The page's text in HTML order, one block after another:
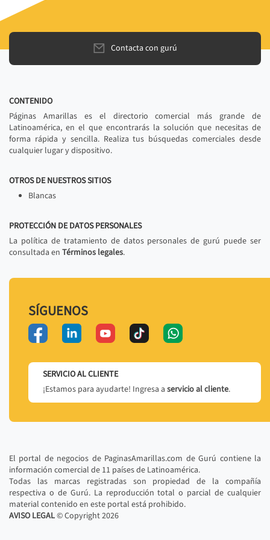
Contacta con gurú
CONTENIDO
Páginas Amarillas es el directorio comercial más grande de
Latinoamérica, en el que encontrarás la solución que necesitas de
forma rápida y sencilla. Realiza tus búsquedas comerciales desde
cualquier lugar y dispositivo.
OTROS DE NUESTROS SITIOS
Blancas
PROTECCIÓN DE DATOS PERSONALES
La política de tratamiento de datos personales de gurú puede ser
consultada en Términos legales.
SÍGUENOS
SERVICIO AL CLIENTE
¡Estamos para ayudarte! Ingresa a servicio al cliente.
El portal de negocios de PaginasAmarillas.com de Gurú contiene la
información comercial de 11 países de Latinoamérica.
Todas las marcas registradas son propiedad de la compañía
respectiva o de Gurú. La reproducción total o parcial de cualquier
material contenido en este portal está prohibido.
AVISO LEGAL© Copyright2026